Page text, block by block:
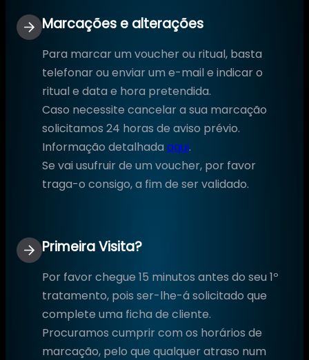
Marcações e alterações
Para marcar um voucher ou ritual, basta
telefonar ou enviar um e-mail e indicar o
ritual e data e hora pretendida.
Caso necessite cancelar a sua marcação
solicitamos 24 horas de aviso prévio.
Informação detalhada aqui.
Se vai usufruir de um voucher, por favor
traga-o consigo, a fim de ser validado.
Primeira Visita?
Por favor chegue 15 minutos antes do seu 1º
tratamento, pois ser-lhe-á solicitado que
complete uma ficha de cliente.
Procuramos cumprir com os horários de
marcação, pelo que qualquer atraso num